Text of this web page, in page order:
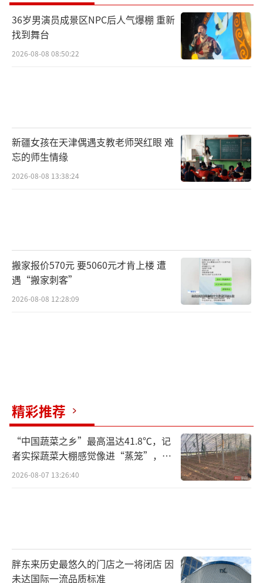
36岁男演员成景区NPC后人气爆棚 重新
找到舞台
2026-08-08 08:50:22
新疆女孩在天津偶遇支教老师哭红眼 难
忘的师生情缘
2026-08-08 13:38:24
搬家报价570元 要5060元才肯上楼 遭
遇“搬家刺客”
2026-08-08 12:28:09
精彩推荐
“中国蔬菜之乡”最高温达41.8℃，记
者实探蔬菜大棚感觉像进“蒸笼”，有
村民称只能凌晨两点起来干活
2026-08-07 13:26:40
胖东来历史最悠久的门店之一将闭店 因
未达国际一流品质标准